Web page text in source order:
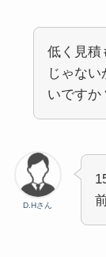
低く見積
じゃな
いですか
D.Hさん